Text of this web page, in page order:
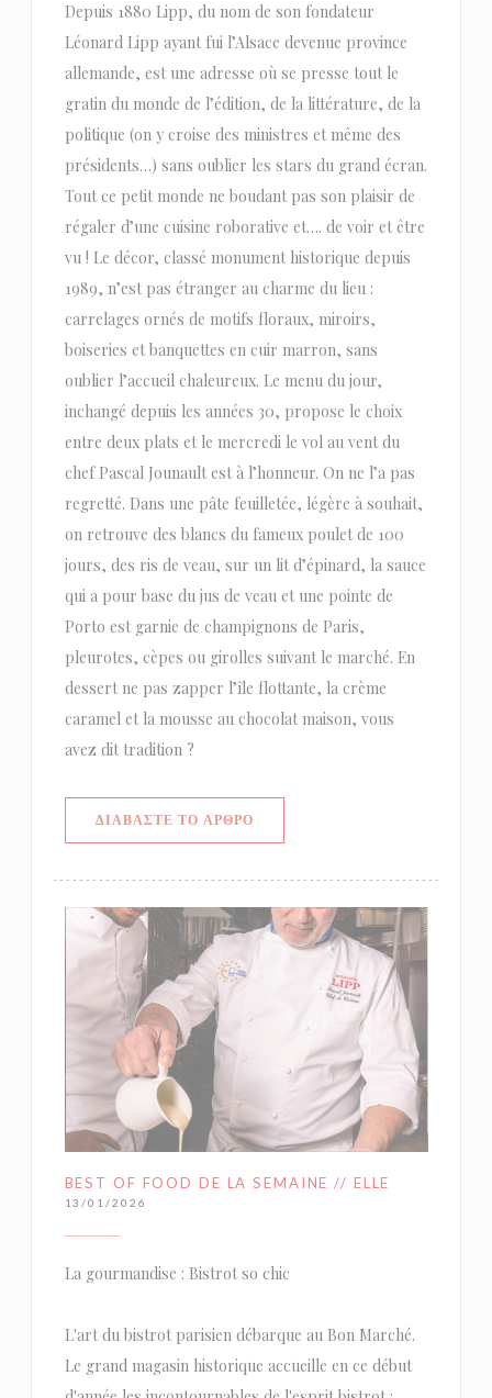
Depuis 1880 Lipp, du nom de son fondateur
Léonard Lipp ayant fui l’Alsace devenue province
allemande, est une adresse où se presse tout le
gratin du monde de l’édition, de la littérature, de la
politique (on y croise des ministres et même des
présidents…) sans oublier les stars du grand écran.
Tout ce petit monde ne boudant pas son plaisir de
régaler d’une cuisine roborative et…. de voir et être
vu ! Le décor, classé monument historique depuis
1989, n’est pas étranger au charme du lieu :
carrelages ornés de motifs floraux, miroirs,
boiseries et banquettes en cuir marron, sans
oublier l’accueil chaleureux. Le menu du jour,
inchangé depuis les années 30, propose le choix
entre deux plats et le mercredi le vol au vent du
chef Pascal Jounault est à l’honneur. On ne l’a pas
regretté. Dans une pâte feuilletée, légère à souhait,
on retrouve des blancs du fameux poulet de 100
jours, des ris de veau, sur un lit d’épinard, la sauce
qui a pour base du jus de veau et une pointe de
Porto est garnie de champignons de Paris,
pleurotes, cèpes ou girolles suivant le marché. En
dessert ne pas zapper l’île flottante, la crème
caramel et la mousse au chocolat maison, vous
avez dit tradition ?
ΔΙΑΒΆΣΤΕ ΤΟ ΆΡΘΡΟ((ΑΝΟΊΓΕΙ ΣΕ ΝΈΟ ΠΑΡΆΘΥΡΟ))
BEST OF FOOD DE LA SEMAINE // ELLE
13/01/2026
La gourmandise : Bistrot so chic
L'art du bistrot parisien débarque au Bon Marché.
Le grand magasin historique accueille en ce début